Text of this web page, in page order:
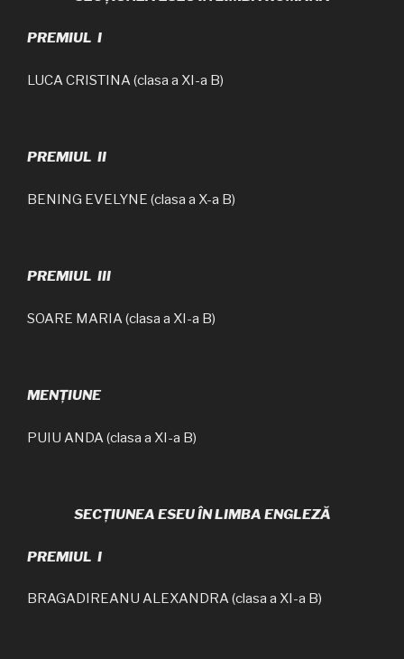
PREMIUL I
LUCA CRISTINA (clasa a XI-a B)
PREMIUL II
BENING EVELYNE (clasa a X-a B)
PREMIUL III
SOARE MARIA (clasa a XI-a B)
MENȚIUNE
PUIU ANDA (clasa a XI-a B)
SECȚIUNEA ESEU ÎN LIMBA ENGLEZĂ
PREMIUL I
BRAGADIREANU ALEXANDRA (clasa a XI-a B)